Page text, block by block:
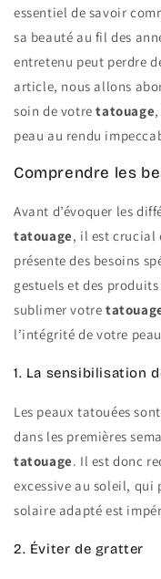
essentiel de savoir
sa beauté au fil des
entretenu peut perdre
article, nous allons
soin de votretatouage
peau au rendu
Comprendre les
Avant d’évoquer les
tatouage, il est crucial
présente des besoins
gestuels et des
sublimer votre
l’intégrité de votre
1. La sensibilisation
Les peaux tatouées
dans les premières
tatouage. Il est donc
excessive au soleil, qui
solaire adapté est
2. Éviter de gratter